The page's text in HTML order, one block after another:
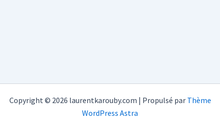
Copyright © 2026 laurentkarouby.com | Propulsé par Thème
WordPress Astra